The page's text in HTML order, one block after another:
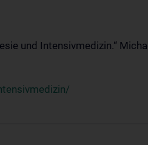
und Intensivmedizin.“